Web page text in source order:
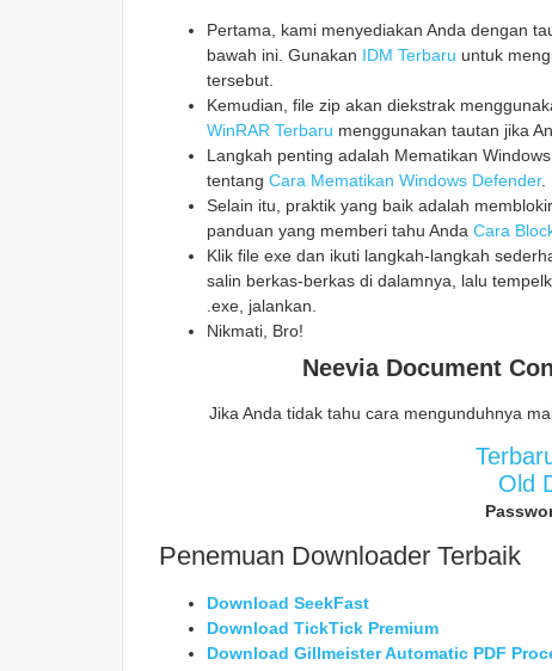
Pertama, kami menyediakan Anda dengan
bawah ini. Gunakan IDM Terbaru untuk
tersebut.
Kemudian, file zip akan diekstrak
WinRAR Terbaru menggunakan tautan jika
Langkah penting adalah Mematikan
tentang Cara Mematikan Windows Defender.
Selain itu, praktik yang baik adalah
panduan yang memberi tahu Anda Cara
Klik file exe dan ikuti langkah-langkah
salin berkas-berkas di dalamnya, lalu
.exe, jalankan.
Nikmati, Bro!
Neevia Document
Jika Anda tidak tahu cara mengunduhnya
Old
Penemuan Downloader Terbaik
Download SeekFast
Download TickTick Premium
Download Gillmeister Automatic PDF